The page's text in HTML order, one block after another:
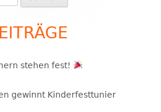
stehen fest!
gewinnt Kinderfesttunier